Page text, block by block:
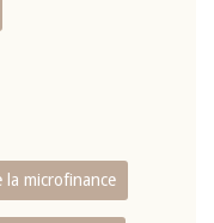
la microfinance